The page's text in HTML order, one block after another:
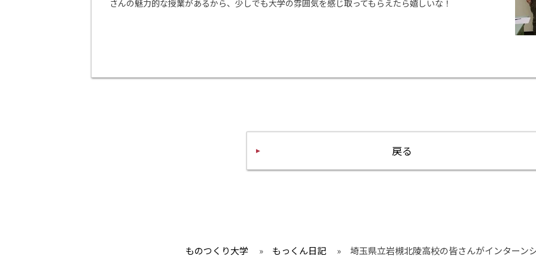
さんの魅力的な授業があるから、少しでも大学の雰囲気を感じ取ってもらえたら嬉しいな！
戻る
ものつくり大学 » もっくん日記 » 埼玉県立岩槻北陵高校の皆さんがインターン